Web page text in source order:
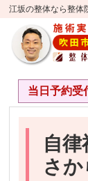
江坂の整体なら整体
当日予約受
自
さ